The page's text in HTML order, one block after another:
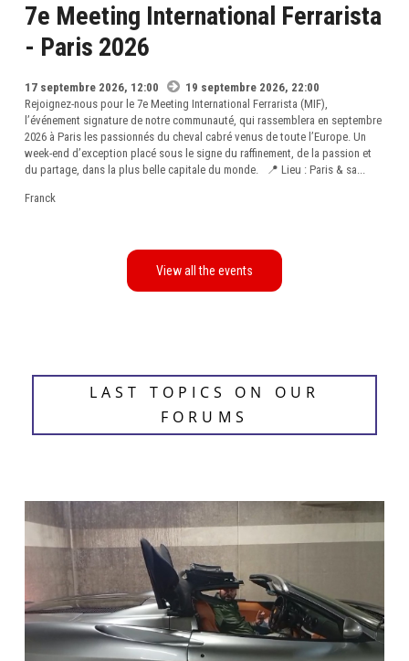
7e Meeting International Ferrarista
- Paris 2026
17 septembre 2026, 12:00
19 septembre 2026, 22:00
Rejoignez-nous pour le 7e Meeting International Ferrarista (MIF),
l’événement signature de notre communauté, qui rassemblera en septembre
2026 à Paris les passionnés du cheval cabré venus de toute l’Europe. Un
week-end d’exception placé sous le signe du raffinement, de la passion et
du partage, dans la plus belle capitale du monde. 📍 Lieu : Paris & sa...
Franck
LAST TOPICS ON OUR
FORUMS